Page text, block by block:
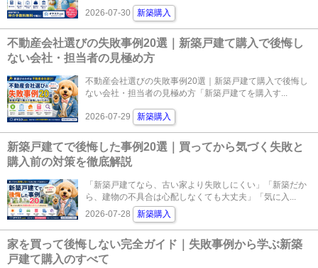
2026-07-30 新築購入
不動産会社選びの失敗事例20選｜新築戸建て購入で後悔し
ない会社・担当者の見極め方
不動産会社選びの失敗事例20選｜新築戸建て購入で後悔し
ない会社・担当者の見極め方「新築戸建てを購入す...
2026-07-29 新築購入
新築戸建てで後悔した事例20選｜買ってから気づく失敗と
購入前の対策を徹底解説
「新築戸建てなら、古い家より失敗しにくい」「新築だか
ら、建物の不具合は心配しなくても大丈夫」「気に入...
2026-07-28
新築購入
家を買って後悔しない完全ガイド｜失敗事例から学ぶ新築
戸建て購入のすべて